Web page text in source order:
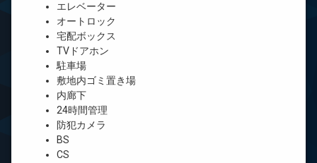
エレベーター
オートロック
宅配ボックス
TVドアホン
駐車場
敷地内ゴミ置き場
内廊下
24時間管理
防犯カメラ
BS
CS